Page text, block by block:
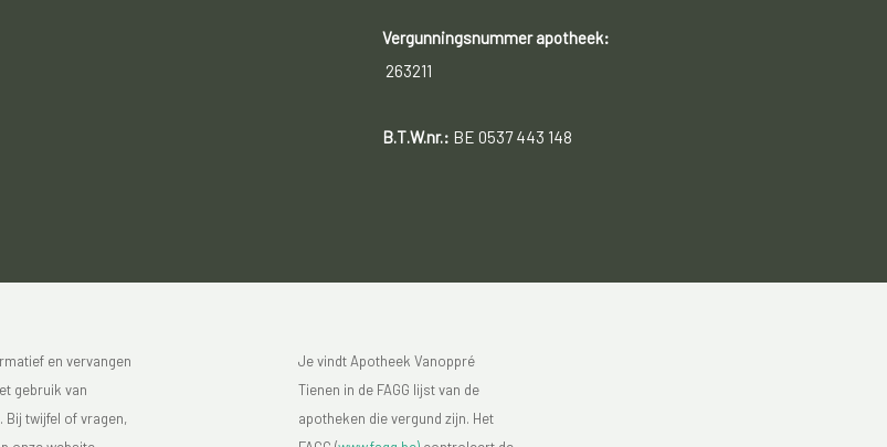
Vergunningsnummer apotheek:
263211
B.T.W.nr.: BE 0537 443 148
en vervangen
gebruik van
Bij twijfel of vragen,
Je vindt Apotheek Vanoppré
Tienen in de FAGG lijst van de
apotheken die vergund zijn. Het